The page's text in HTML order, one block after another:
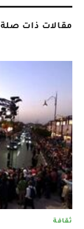
مقالات ذات صلة
ثقافة